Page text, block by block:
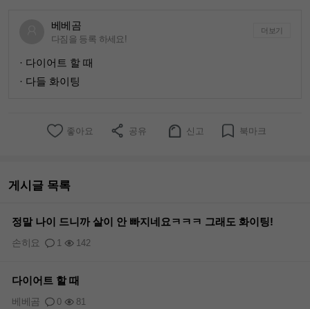
베베곰
다짐을 등록 하세요!
더보기
· 다이어트 할 때
· 다들 화이팅
좋아요 공유 신고 북마크
게시글 목록
정말 나이 드니까 살이 안 빠지네요ㅋㅋㅋ 그래도 화이팅!
1 142
손히요
다이어트 할 때
0 81
베베곰